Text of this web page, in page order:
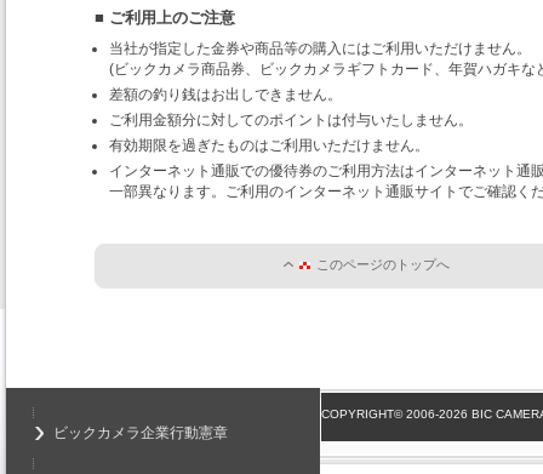
■ ご利用上のご注意
当社が指定した金券や商品等の購入にはご利用いただけません。
(ビックカメラ商品券、ビックカメラギフトカード、年賀ハガキな
差額の釣り銭はお出しできません。
ご利用金額分に対してのポイントは付与いたしません。
有効期限を過ぎたものはご利用いただけません。
インターネット通販での優待券のご利用方法はインターネット通
一部異なります。ご利用のインターネット通販サイトでご確認く
このページのトップへ
ビックカメラ企業行動憲章
COPYRIGHT© 2006-2026 BIC